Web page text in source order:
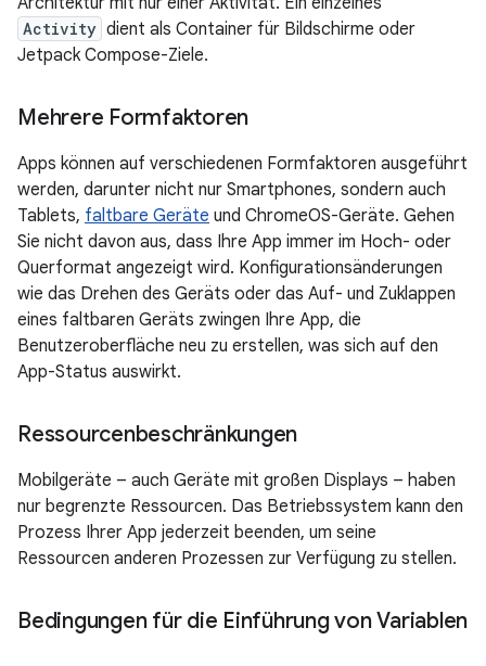
Activity dient als Container für Bildschirme oder
Jetpack Compose-Ziele.
Mehrere Formfaktoren
Apps können auf verschiedenen Formfaktoren ausgeführt
werden, darunter nicht nur Smartphones, sondern auch
Tablets, faltbare Geräte und ChromeOS-Geräte. Gehen
Sie nicht davon aus, dass Ihre App immer im Hoch- oder
Querformat angezeigt wird. Konfigurationsänderungen
wie das Drehen des Geräts oder das Auf- und Zuklappen
eines faltbaren Geräts zwingen Ihre App, die
Benutzeroberfläche neu zu erstellen, was sich auf den
App-Status auswirkt.
Ressourcenbeschränkungen
Mobilgeräte – auch Geräte mit großen Displays – haben
nur begrenzte Ressourcen. Das Betriebssystem kann den
Prozess Ihrer App jederzeit beenden, um seine
Ressourcen anderen Prozessen zur Verfügung zu stellen.
Bedingungen für die Einführung von Variablen